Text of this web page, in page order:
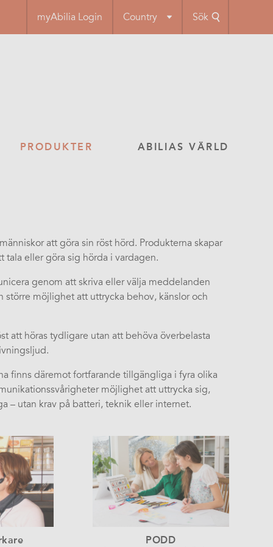
myAbilia Login Country Sök
PRODUKTER ABILIAS VÄRLD
att göra sin röst hörd. Produkterna skapar
tala eller göra sig hörda i vardagen.
genom att skriva eller välja meddelanden
möjlighet att uttrycka behov, känslor och
att höras tydligare utan att behöva överbelasta
finns däremot fortfarande tillgängliga i fyra olika
möjlighet att uttrycka sig,
– utan krav på batteri, teknik eller internet.
PODD